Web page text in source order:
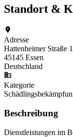
Standort &
Adresse
Hattenheimer Straße
45145 Essen
Deutschland
Kategorie
Beschreibung
Dienstleistungen im